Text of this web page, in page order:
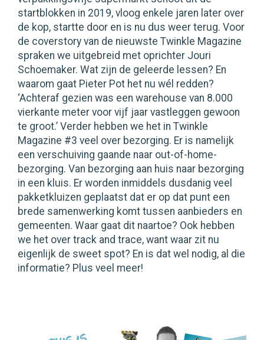
3
-
maart
2026
3
-
maart
2026
startblokken in 2019, vloog enkele jaren later over
de kop, startte door en is nu dus weer terug. Voor
de coverstory van de nieuwste Twinkle Magazine
spraken we uitgebreid met oprichter Jouri
Schoemaker. Wat zijn de geleerde lessen? En
waarom gaat Pieter Pot het nu wél redden?
‘Achteraf gezien was een warehouse van 8.000
vierkante meter voor vijf jaar vastleggen gewoon
te groot.’ Verder hebben we het in Twinkle
Magazine #3 veel over bezorging. Er is namelijk
een verschuiving gaande naar out-of-home-
bezorging. Van bezorging aan huis naar bezorging
in een kluis. Er worden inmiddels dusdanig veel
pakketkluizen geplaatst dat er op dat punt een
brede samenwerking komt tussen aanbieders en
gemeenten. Waar gaat dit naartoe? Ook hebben
we het over track and trace, want waar zit nu
eigenlijk de sweet spot? En is dat wel nodig, al die
informatie? Plus veel meer!